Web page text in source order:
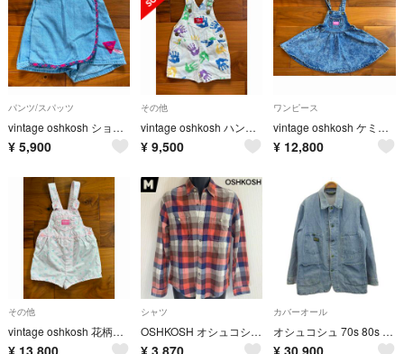
パンツ/スパッツ
vintage oshkosh ショートパンツ スコート 3T
¥ 5,900
その他
vintage oshkosh ハンドペイントショートオール24m
¥ 9,500
ワンピース
vintage oshkosh ケミカルデニムフレアジャンスカ 5
¥ 12,800
その他
vintage oshkosh 花柄ショートオール 6x
シャツ
OSHKOSH オシュコシュ 長袖チェックシャツ Mサイズ メンズ
カバーオール
オシュコシュ 70s 80s ヴィンテージ USA製 カバーオール 青 /PP